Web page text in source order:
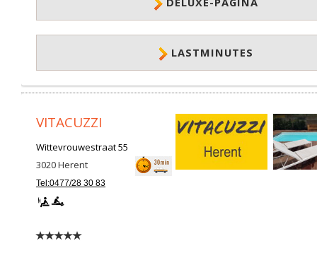
LASTMINUTES
VITACUZZI
Wittevrouwestraat 55
3020Herent
Tel:0477/28 30 83